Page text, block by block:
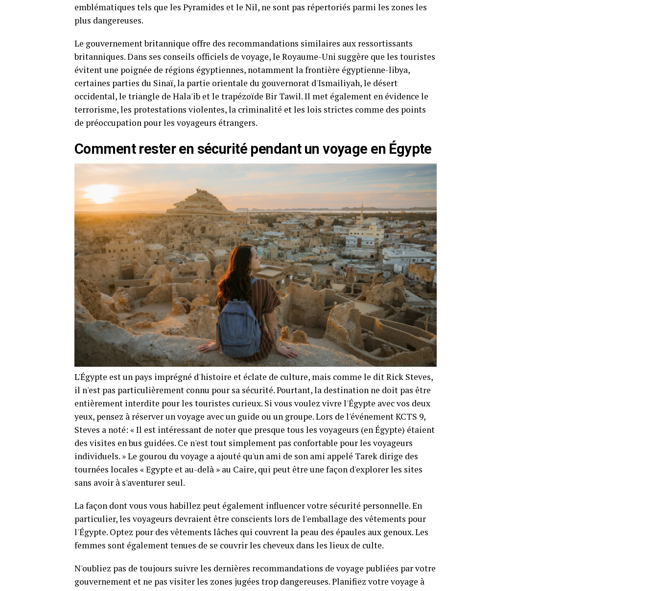
emblématiques tels que les Pyramides et le Nil, ne sont pas répertoriés parmi les zones les
plus dangereuses.
Le gouvernement britannique offre des recommandations similaires aux ressortissants
britanniques. Dans ses conseils officiels de voyage, le Royaume-Uni suggère que les touristes
évitent une poignée de régions égyptiennes, notamment la frontière égyptienne-libya,
certaines parties du Sinaï, la partie orientale du gouvernorat d'Ismailiyah, le désert
occidental, le triangle de Hala'ib et le trapézoïde Bir Tawil. Il met également en évidence le
terrorisme, les protestations violentes, la criminalité et les lois strictes comme des points
de préoccupation pour les voyageurs étrangers.
Comment rester en sécurité pendant un voyage en Égypte
L'Égypte est un pays imprégné d'histoire et éclate de culture, mais comme le dit Rick Steves,
il n'est pas particulièrement connu pour sa sécurité. Pourtant, la destination ne doit pas être
entièrement interdite pour les touristes curieux. Si vous voulez vivre l'Égypte avec vos deux
yeux, pensez à réserver un voyage avec un guide ou un groupe. Lors de l'événement KCTS 9,
Steves a noté: « Il est intéressant de noter que presque tous les voyageurs (en Égypte) étaient
des visites en bus guidées. Ce n'est tout simplement pas confortable pour les voyageurs
individuels. » Le gourou du voyage a ajouté qu'un ami de son ami appelé Tarek dirige des
tournées locales « Egypte et au-delà » au Caire, qui peut être une façon d'explorer les sites
sans avoir à s'aventurer seul.
La façon dont vous vous habillez peut également influencer votre sécurité personnelle. En
particulier, les voyageurs devraient être conscients lors de l'emballage des vêtements pour
l'Égypte. Optez pour des vêtements lâches qui couvrent la peau des épaules aux genoux. Les
femmes sont également tenues de se couvrir les cheveux dans les lieux de culte.
N'oubliez pas de toujours suivre les dernières recommandations de voyage publiées par votre
gouvernement et ne pas visiter les zones jugées trop dangereuses. Planifiez votre voyage à